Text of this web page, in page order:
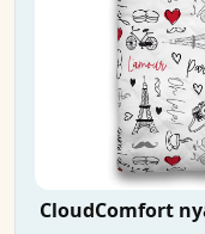
CloudComfort